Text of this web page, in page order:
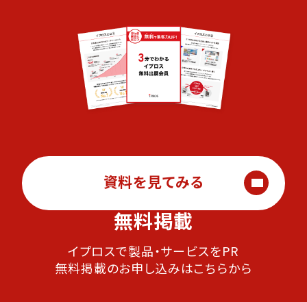
資料を見てみる
無料掲載
イプロスで製品・サービスをPR
無料掲載のお申し込みはこちらから